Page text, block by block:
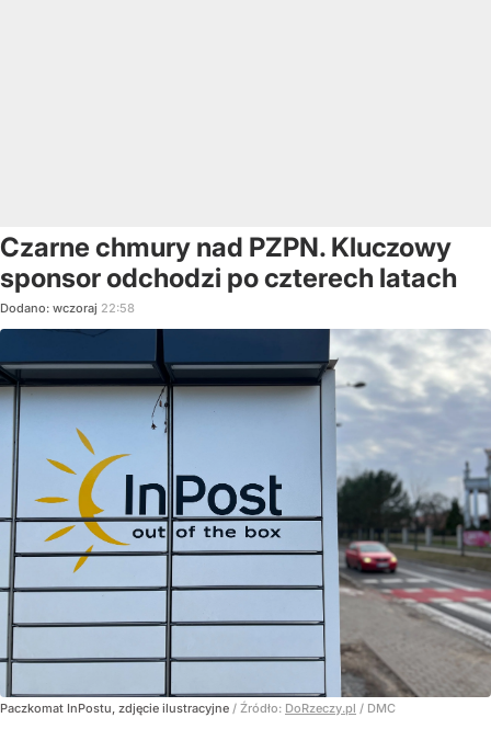
Czarne chmury nad PZPN. Kluczowy
sponsor odchodzi po czterech latach
Dodano: wczoraj 22:58
Paczkomat InPostu, zdjęcie ilustracyjne / Źródło: DoRzeczy.pl / DMC